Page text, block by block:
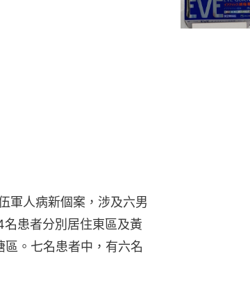
軍人病新個案，涉及六男
患者分別居住東區及黃
。七名患者中，有六名